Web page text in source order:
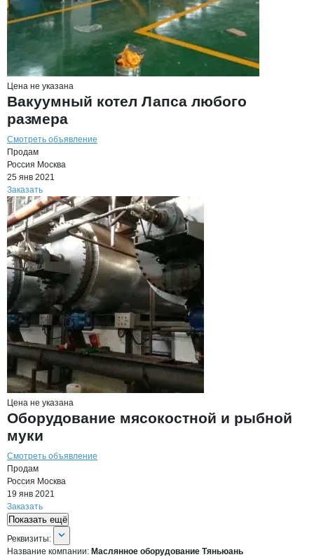
Цена не указана
Вакуумный котел Лапса любого
размера
Смотреть объявление
Продам
Россия Москва
25 янв 2021
Заказать
Цена не указана
Оборудование мясокостной и рыбной
муки
Смотреть объявление
Продам
Россия Москва
19 янв 2021
Заказать
Показать ещё
О компании
Реквизиты
Реквизиты:
Название компании: Маслянное оборудование Тяньюань